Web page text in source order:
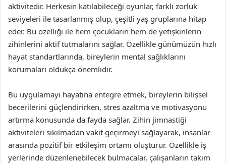
aktivitedir. Herkesin katılabileceği oyunlar, farklı zorluk
seviyeleri ile tasarlanmış olup, çeşitli yaş gruplarına hitap
eder. Bu özelliği ile hem çocukların hem de yetişkinlerin
zihinlerini aktif tutmalarını sağlar. Özellikle günümüzün hızlı
hayat standartlarında, bireylerin mental sağlıklarını
korumaları oldukça önemlidir.
Bu uygulamayı hayatına entegre etmek, bireylerin bilişsel
becerilerini güçlendirirken, stres azaltma ve motivasyonu
artırma konusunda da fayda sağlar. Zihin jimnastiği
aktiviteleri sıkılmadan vakit geçirmeyi sağlayarak, insanlar
arasında pozitif bir etkileşim ortamı oluşturur. Özellikle iş
yerlerinde düzenlenebilecek bulmacalar, çalışanların takım